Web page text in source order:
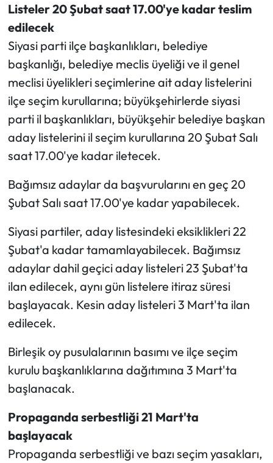
Listeler 20 Şubat saat 17.00'ye kadar teslim
edilecek
Siyasi parti ilçe başkanlıkları, belediye
başkanlığı, belediye meclis üyeliği ve il genel
meclisi üyelikleri seçimlerine ait aday listelerini
ilçe seçim kurullarına; büyükşehirlerde siyasi
parti il başkanlıkları, büyükşehir belediye başkan
aday listelerini il seçim kurullarına 20 Şubat Salı
saat 17.00'ye kadar iletecek.
Bağımsız adaylar da başvurularını en geç 20
Şubat Salı saat 17.00'ye kadar yapabilecek.
Siyasi partiler, aday listesindeki eksiklikleri 22
Şubat'a kadar tamamlayabilecek. Bağımsız
adaylar dahil geçici aday listeleri 23 Şubat'ta
ilan edilecek, aynı gün listelere itiraz süresi
başlayacak. Kesin aday listeleri 3 Mart'ta ilan
edilecek.
Birleşik oy pusulalarının basımı ve ilçe seçim
kurulu başkanlıklarına dağıtımına 3 Mart'ta
başlanacak.
Propaganda serbestliği 21 Mart'ta
başlayacak
Propaganda serbestliği ve bazı seçim yasakları,